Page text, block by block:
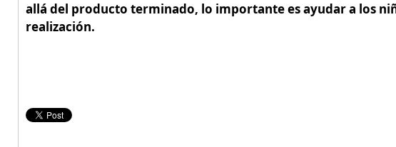
allá del producto terminado, lo importante es ayudar a los
realización.